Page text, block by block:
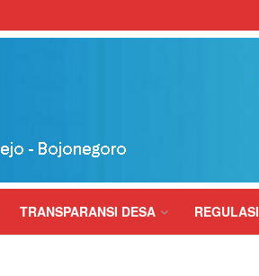
TRANSPARANSI DESA REGULASI